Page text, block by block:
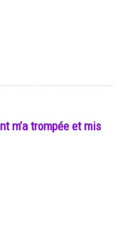
m’a trompée et mis